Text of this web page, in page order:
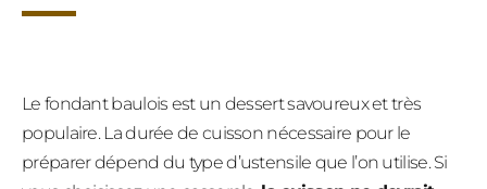
Le fondant baulois est un dessert savoureux et très
populaire. La durée de cuisson nécessaire pour le
préparer dépend du type d’ustensile que l’on utilise. Si